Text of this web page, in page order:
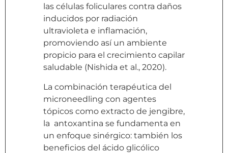
las células foliculares contra daños
inducidos por radiación
ultravioleta e inflamación,
promoviendo así un ambiente
propicio para el crecimiento capilar
saludable (Nishida et al., 2020).
La combinación terapéutica del
microneedling con agentes
tópicos como extracto de jengibre,
la antoxantina se fundamenta en
un enfoque sinérgico: también los
beneficios del ácido glicólico